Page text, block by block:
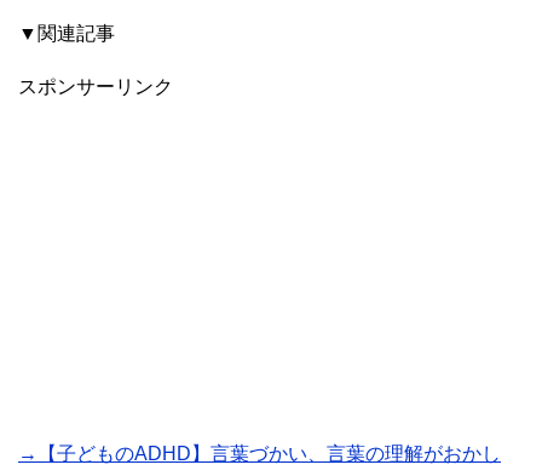
▼関連記事
スポンサーリンク
→【子どものADHD】言葉づかい、言葉の理解がおかし